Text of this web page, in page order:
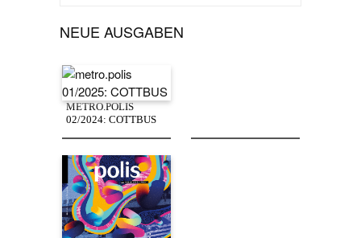
NEUE AUSGABEN
METRO.POLIS
02/2024: COTTBUS